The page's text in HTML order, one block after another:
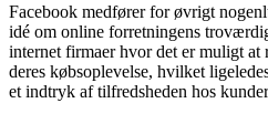
Facebook medfører for øvrigt
idé om online forretningens
internet firmaer hvor det er muligt at
deres købsoplevelse, hvilket
et indtryk af tilfredsheden hos